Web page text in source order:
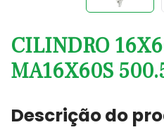
CILINDRO
MA16X60S
Descrição do